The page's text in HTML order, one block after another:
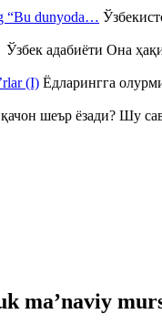
“Bu dunyoda…
Ўзбек адабиёти Она
(I) Ёдларингга
шеър ёзади? Шу
ma’naviy